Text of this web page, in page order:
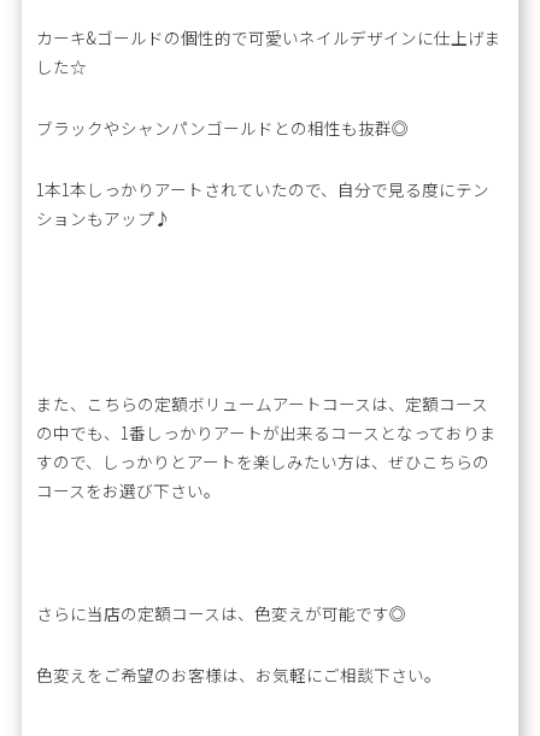
カーキ&ゴールドの個性的で可愛いネイルデザインに仕上げま
した☆
ブラックやシャンパンゴールドとの相性も抜群◎
1本1本しっかりアートされていたので、自分で見る度にテン
ションもアップ♪
また、こちらの定額ボリュームアートコースは、定額コース
の中でも、1番しっかりアートが出来るコースとなっておりま
すので、しっかりとアートを楽しみたい方は、ぜひこちらの
コースをお選び下さい。
さらに当店の定額コースは、色変えが可能です◎
色変えをご希望のお客様は、お気軽にご相談下さい。